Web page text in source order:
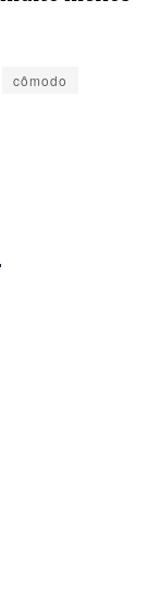
cômodo